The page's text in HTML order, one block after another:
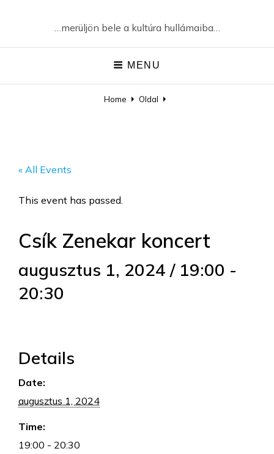
…merüljön bele a kultúra hullámaiba…
MENU
Home Oldal
« All Events
This event has passed.
Csík Zenekar koncert
augusztus 1, 2024 / 19:00 -
20:30
Details
Date:
augusztus 1, 2024
Time:
19:00 - 20:30